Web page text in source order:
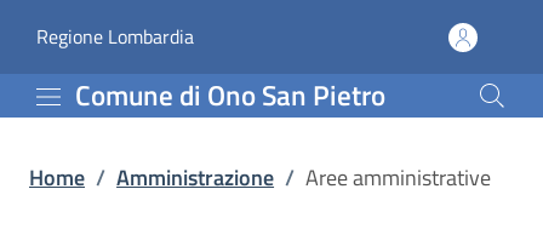
Aree amministrative |
Regione Lombardia(apre in un'altra scheda).
Comune di Ono San Pietro
Home / Amministrazione / Aree amministrative